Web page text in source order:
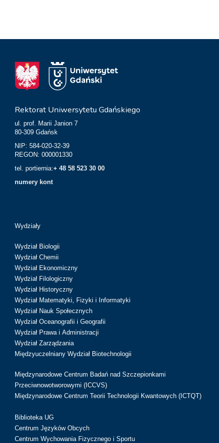
Rektorat Uniwersytetu Gdańskiego
ul. prof. Marii Janion 7
80-309 Gdańsk
NIP: 584-020-32-39
REGON: 000001330
tel. portiernia:+ 48 58 523 30 00
numery kont
Wydziały
Wydział Biologii
Wydział Chemii
Wydział Ekonomiczny
Wydział Filologiczny
Wydział Historyczny
Wydział Matematyki, Fizyki i Informatyki
Wydział Nauk Społecznych
Wydział Oceanografii i Geografii
Wydział Prawa i Administracji
Wydział Zarządzania
Międzyuczelniany Wydział Biotechnologii
Międzynarodowe Centrum Badań nad Szczepionkami
Przeciwnowotworowymi (ICCVS)
Międzynarodowe Centrum Teorii Technologii Kwantowych (ICTQT)
Biblioteka UG
Centrum Języków Obcych
Centrum Wychowania Fizycznego i Sportu